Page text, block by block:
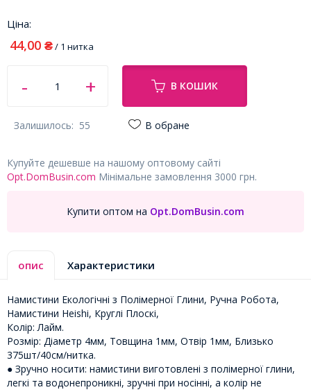
Ціна:
44,00 ₴/ 1 нитка
В КОШИК
Залишилось: 55 В обране
Купуйте дешевше на нашому оптовому сайті
Opt.DomBusin.com Мінімальне замовлення 3000 грн.
Купити оптом на Opt.DomBusin.com
опис Характеристики
Намистини Екологічні з Полімерної Глини, Ручна Робота,
Намистини Heishi, Круглі Плоскі,
Колір: Лайм.
Розмір: Діаметр 4мм, Товщина 1мм, Отвір 1мм, Близько
375шт/40см/нитка.
● Зручно носити: намистини виготовлені з полімерної глини,
легкі та водонепроникні, зручні при носінні, а колір не